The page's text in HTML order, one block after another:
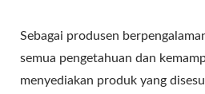
Sebagai produsen
semua pengetahuan dan
menyediakan produk yang